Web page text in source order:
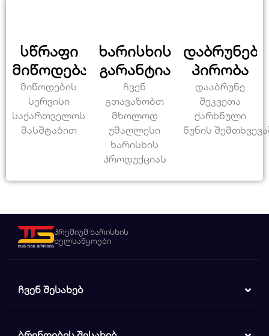
სწრაფი
მიწოდება
მიწოდების
სერვისი
საქართველოს
მასშტაბით
ხარისხის
გარანტია
ჩვენ
გთავაზობთ
მხოლოდ
უმაღლესი
ხარისხის
პროდუქციას
პირობა
დააბრუნე
შეკვეთა
ქარხნული
წუნის
პრემიუმ ხარისხის
ხელსაწყოები
ᲩᲕᲔᲜ ᲨᲔᲡᲐᲮᲔᲑ